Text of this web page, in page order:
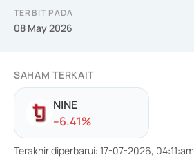
TERBIT PADA
08 May 2026
SAHAM TERKAIT
NINE
--6.41%
Terakhir diperbarui: 17-07-2026, 04:11:am